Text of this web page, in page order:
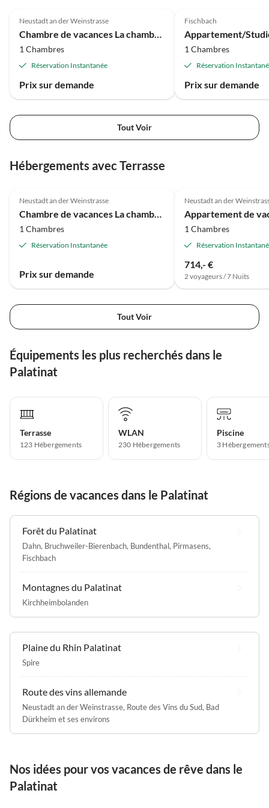
Neustadt an der Weinstrasse
Chambre de vacances La chambre d'amis de Sabine
1 Chambres
Réservation Instantanée
Prix sur demande
Fischbach
1 Chambres
Réservation
Prix sur demande
Tout Voir
Hébergements avec Terrasse
Neustadt an der Weinstrasse
Chambre de vacances La chambre d'amis de Sabine
1 Chambres
Réservation Instantanée
Prix sur demande
Neustadt an der
1 Chambres
Réservation
714,- €
2 voyageurs / 7 Nuits
Tout Voir
Équipements les plus recherchés dans le
Palatinat
Terrasse
123 Hébergements
WLAN
230 Hébergements
Piscine
3
Régions de vacances dans le Palatinat
Forêt du Palatinat
Dahn, Bruchweiler-Bierenbach, Bundenthal, Pirmasens,
Fischbach
Montagnes du Palatinat
Kirchheimbolanden
Plaine du Rhin Palatinat
Spire
Route des vins allemande
Neustadt an der Weinstrasse, Route des Vins du Sud, Bad
Dürkheim et ses environs
Nos idées pour vos vacances de rêve dans le
Palatinat